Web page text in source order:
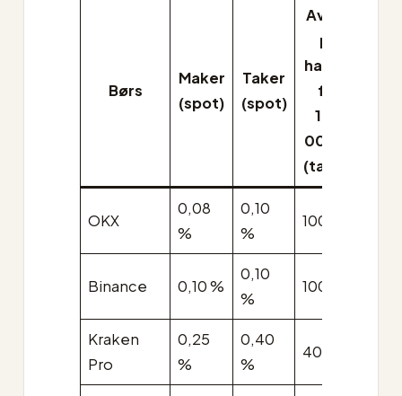
Børs
Maker
(spot)
Taker
(spot)
Avgift
på
handel
for
100
000 kr
(taker)
OKX
0,08
%
0,10
%
100 kr
Binance 0,10 %
0,10
%
100 kr
Kraken
Pro
0,25
%
0,40
%
400 kr